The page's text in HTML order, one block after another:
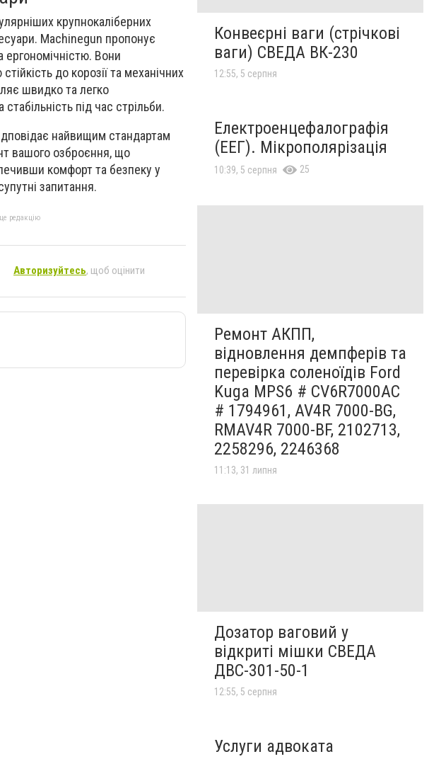
крупнокаліберних
Machinegun пропонує
ергономічністю. Вони
до корозії та механічних
швидко та легко
під час стрільби.
найвищим стандартам
вашого озброєння, що
комфорт та безпеку у
запитання.
редакцію
Авторизуйтесь, щоб оцінити
Конвеєрні ваги (стрічкові
ваги) СВЕДА ВК-230
12:55, 5 серпня
Електроенцефалографія
(ЕЕГ). Мікрополярізація
10:39, 5 серпня 25
Ремонт АКПП,
відновлення демпферів та
перевірка соленоїдів Ford
Kuga MPS6 # CV6R7000AC
# 1794961, AV4R 7000-BG,
RMAV4R 7000-BF, 2102713,
2258296, 2246368
11:13, 31 липня
Дозатор ваговий у
відкриті мішки СВЕДА
ДВС-301-50-1
12:55, 5 серпня
Услуги адвоката